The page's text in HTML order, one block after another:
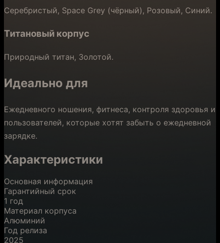
Серебристый, Space Grey (чёрный), Розовый, Синий.
Титановый корпус
Природный титан, Золотой.
Идеально для
Ежедневного ношения, фитнеса, контроля здоровья и
пользователей, которые хотят забыть о ежедневной
зарядке.
Характеристики
Основная информация
Гарантийный срок
1 год
Материал корпуса
Алюминий
Год релиза
2025